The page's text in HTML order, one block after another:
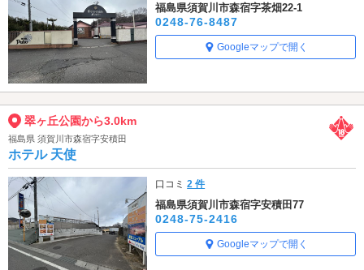
福島県須賀川市森宿字茶畑22-1
0248-76-8487
Googleマップで開く
翠ヶ丘公園から3.0km
福島県 須賀川市森宿字安積田
ホテル 天使
口コミ2 件
福島県須賀川市森宿字安積田77
0248-75-2416
Googleマップで開く